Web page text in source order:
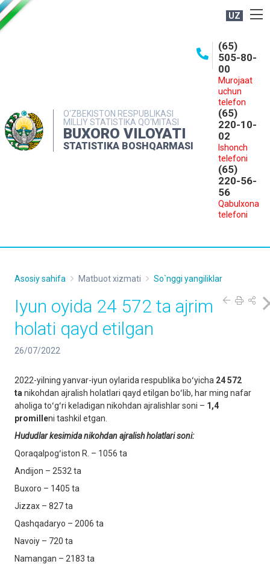
UZ
O‘ZBEKISTON RESPUBLIKASI
MILLIY STATISTIKA QO‘MITASI
BUXORO VILOYATI
STATISTIKA BOSHQARMASI
(65)
505-80-
00
Murojaat
uchun
telefon
(65)
220-10-
02
Ishonch
telefoni
(65)
220-56-
56
Qabulxona
telefoni
MATBUOT XIZMATI
MUROJAATLAR
Asosiy sahifa Matbuot xizmati So`nggi yangiliklar
Iyun oyida 24 572 ta ajrim
holati qayd etilgan
26/07/2022
2022-yilning yanvar-iyun oylarida respublika boʻyicha 24 572
ta nikohdan ajralish holatlari qayd etilgan boʻlib, har ming nafar
aholiga toʻgʻri keladigan nikohdan ajralishlar soni – 1,4
promilleni tashkil etgan.
Hududlar kesimida nikohdan ajralish holatlari soni:
Qoraqalpogʻiston R. – 1056 ta
Andijon – 2532 ta
Buxoro – 1405 ta
Jizzax – 827 ta
Qashqadaryo – 2006 ta
Navoiy – 720 ta
Namangan – 2183 ta